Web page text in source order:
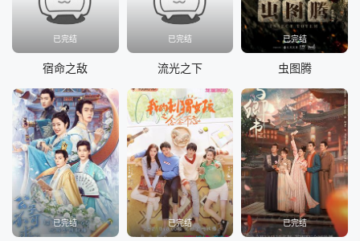
已完结
宿命之敌
已完结
流光之下
已完结
虫图腾
已完结 已完结 已完结